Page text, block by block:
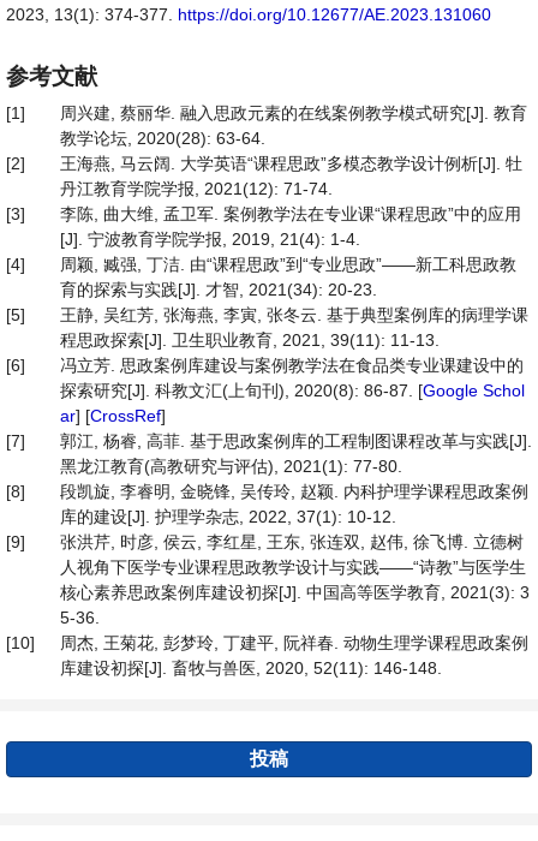
2023, 13(1): 374-377. https://doi.org/10.12677/AE.2023.131060
参考文献
[1]
周兴建, 蔡丽华. 融入思政元素的在线案例教学模式研究[J]. 教育
教学论坛, 2020(28): 63-64.
[2]
王海燕, 马云阔. 大学英语“课程思政”多模态教学设计例析[J]. 牡
丹江教育学院学报, 2021(12): 71-74.
[3]
李陈, 曲大维, 孟卫军. 案例教学法在专业课“课程思政”中的应用
[J]. 宁波教育学院学报, 2019, 21(4): 1-4.
[4]
周颖, 臧强, 丁洁. 由“课程思政”到“专业思政”——新工科思政教
育的探索与实践[J]. 才智, 2021(34): 20-23.
[5]
王静, 吴红芳, 张海燕, 李寅, 张冬云. 基于典型案例库的病理学课
程思政探索[J]. 卫生职业教育, 2021, 39(11): 11-13.
[6]
冯立芳. 思政案例库建设与案例教学法在食品类专业课建设中的
探索研究[J]. 科教文汇(上旬刊), 2020(8): 86-87. [Google Schol
ar] [CrossRef]
[7]
郭江, 杨睿, 高菲. 基于思政案例库的工程制图课程改革与实践[J].
黑龙江教育(高教研究与评估), 2021(1): 77-80.
[8]
段凯旋, 李睿明, 金晓锋, 吴传玲, 赵颖. 内科护理学课程思政案例
库的建设[J]. 护理学杂志, 2022, 37(1): 10-12.
[9]
张洪芹, 时彦, 侯云, 李红星, 王东, 张连双, 赵伟, 徐飞博. 立德树
人视角下医学专业课程思政教学设计与实践——“诗教”与医学生
核心素养思政案例库建设初探[J]. 中国高等医学教育, 2021(3): 3
5-36.
[10]
周杰, 王菊花, 彭梦玲, 丁建平, 阮祥春. 动物生理学课程思政案例
库建设初探[J]. 畜牧与兽医, 2020, 52(11): 146-148.
投稿